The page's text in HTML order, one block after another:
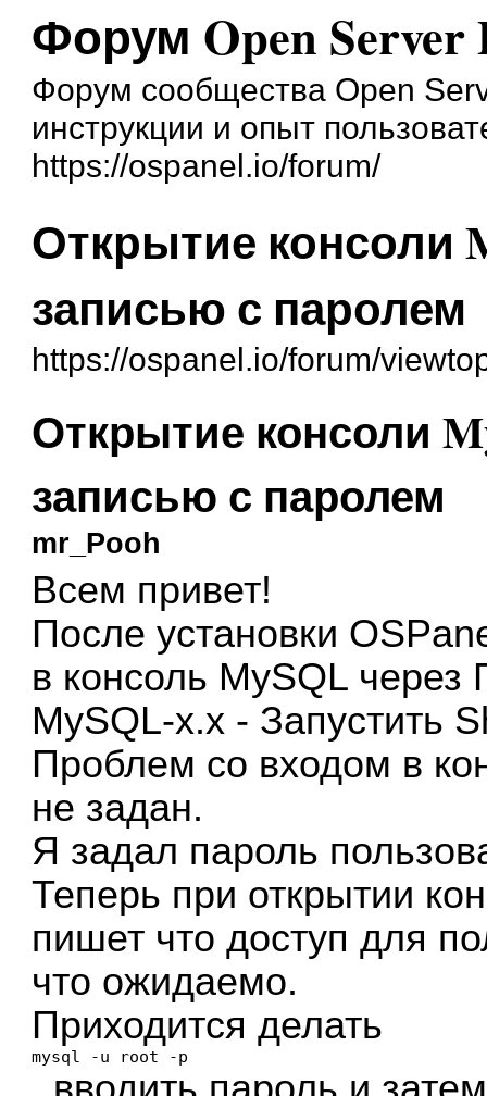
Форум Open Server
Форум сообщества Open
инструкции и опыт
https://ospanel.io/forum/
Открытие консоли
записью с паролем
https://ospanel.io/forum/
Открытие консоли
записью с паролем
mr_Pooh
Всем привет!
После установки
в консоль MySQL
MySQL-x.x - Запустить
Проблем со входом в
не задан.
Я задал пароль
Теперь при открытии
пишет что доступ для
что ожидаемо.
Приходится делать
mysql -u root -p